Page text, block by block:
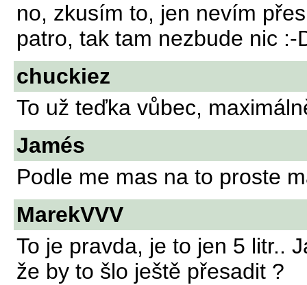
no, zkusím to, jen nevím
patro, tak tam nezbude nic :-
chuckiez
To už teďka vůbec,
Jamés
Podle me mas na to proste
MarekVVV
To je pravda, je to jen 5 litr..
že by to šlo ještě přesadit ?